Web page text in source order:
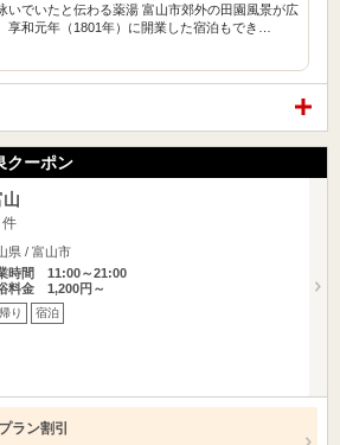
いでいたと伝わる薬湯 富山市郊外の田園風景が広
享和元年（1801年）に開業した宿泊もでき…
クーポン
県 / 富山市
時間 11:00～21:00
料金 1,200円～
り 宿泊
ラン割引